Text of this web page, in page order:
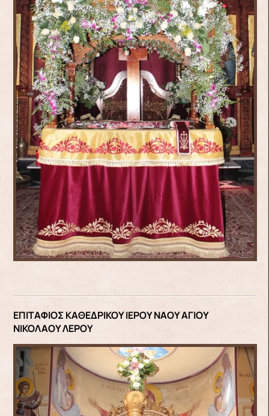
ΕΠΙΤΑΦΙΟΣ ΚΑΘΕΔΡΙΚΟΥ ΙΕΡΟΥ ΝΑΟΥ ΑΓΙΟΥ
ΝΙΚΟΛΑΟΥ ΛΕΡΟΥ